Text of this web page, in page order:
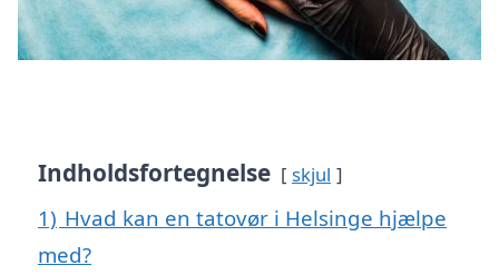
Indholdsfortegnelse skjul
1) Hvad kan en tatovør i Helsinge hjælpe
med?